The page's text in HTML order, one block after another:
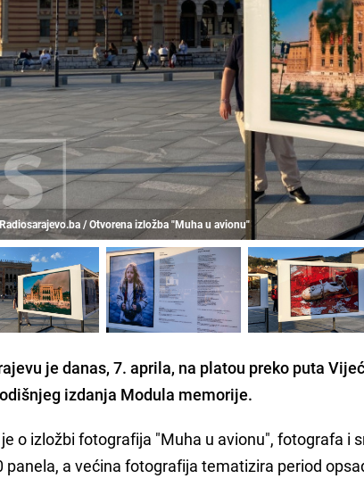
/ Otvorena izložba "Muha u avionu"
je danas, 7. aprila, na platou preko puta
izdanja Modula memorije.
je o izložbi fotografija "Muha u avionu", fotografa i
panela, a većina fotografija tematizira period